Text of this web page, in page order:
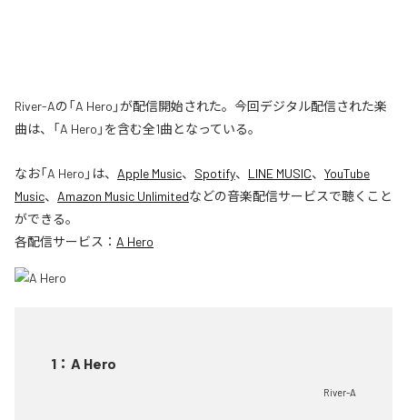
River-Aの「A Hero」が配信開始された。今回デジタル配信された楽
曲は、「A Hero」を含む全1曲となっている。
なお「A Hero 」は、 Apple Music、 Spotify、 LINE MUSIC、 YouTube
Music、 Amazon Music Unlimitedなどの音楽配信サービスで聴くこと
ができる。
各配信サービス： A Hero
1 ： A Hero
River-A